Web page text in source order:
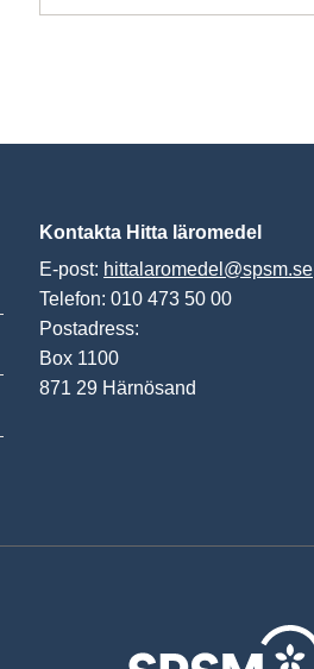
Kontakta Hitta läromedel
E-post: hittalaromedel@spsm.se
Telefon: 010 473 50 00
Postadress:
Box 1100
871 29 Härnösand